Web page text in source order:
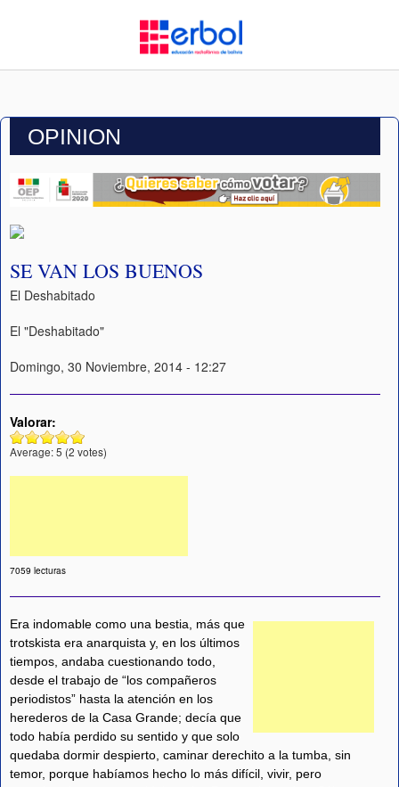
OPINION
SE VAN LOS BUENOS
El Deshabitado
El "Deshabitado"
Domingo, 30 Noviembre, 2014 - 12:27
Valorar:
Average:5 (2 votes)
7059 lecturas
Era indomable como una bestia, más que
trotskista era anarquista y, en los últimos
tiempos, andaba cuestionando todo,
desde el trabajo de “los compañeros
periodistos” hasta la atención en los
herederos de la Casa Grande; decía que
todo había perdido su sentido y que solo
quedaba dormir despierto, caminar derechito a la tumba, sin
temor, porque habíamos hecho lo más difícil, vivir, pero